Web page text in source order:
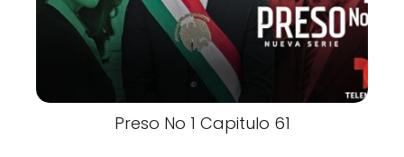
Preso No 1 Capitulo 61